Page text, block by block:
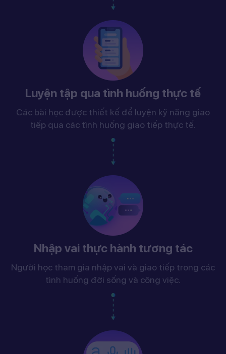
Luyện tập qua tình huống thực tế
Các bài học được thiết kế để luyện kỹ năng giao
tiếp qua các tình huống giao tiếp thực tế.
Nhập vai thực hành tương tác
Người học tham gia nhập vai và giao tiếp trong các
tình huống đời sống và công việc.